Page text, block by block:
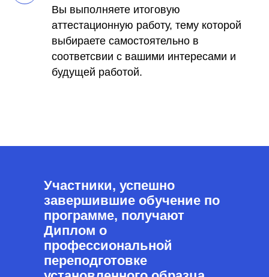
Вы выполняете итоговую
аттестационную работу, тему которой
выбираете самостоятельно в
соответсвии с вашими интересами и
будущей работой.
Участники, успешно
завершившие обучение по
программе, получают
Диплом о
профессиональной
переподготовке